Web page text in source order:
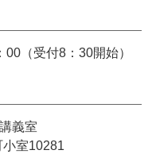
（受付8：30開始）
義室
室10281